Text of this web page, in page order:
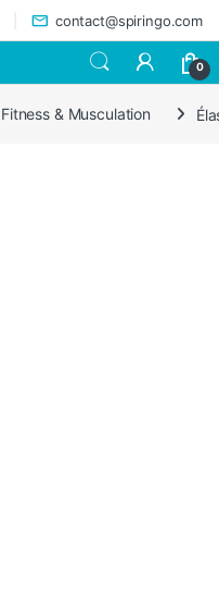
contact@spiringo.com
0
Fitness & Musculation